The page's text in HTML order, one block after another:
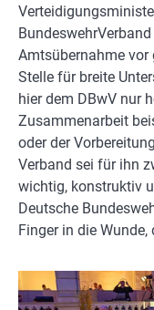
Amtsübernahme vor
Stelle für breite
hier dem DBwV nur
Zusammenarbeit
oder der
Verband sei für ihn
wichtig, konstruktiv
Deutsche
Finger in die